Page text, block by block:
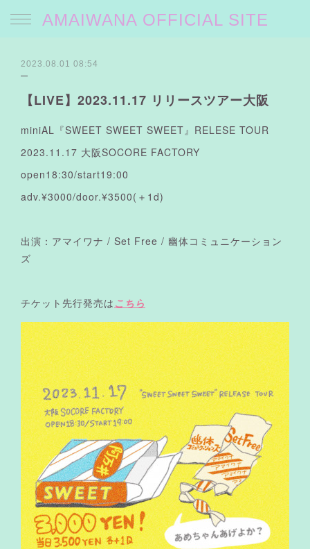
AMAIWANA OFFICIAL SITE
2023.08.01 08:54
【LIVE】2023.11.17 リリースツアー大阪
miniAL『SWEET SWEET SWEET』RELESE TOUR
2023.11.17 大阪SOCORE FACTORY
open18:30/start19:00
adv.¥3000/door.¥3500(＋1d)
出演：アマイワナ / Set Free / 幽体コミュニケーション
ズ
チケット先行発売は こちら